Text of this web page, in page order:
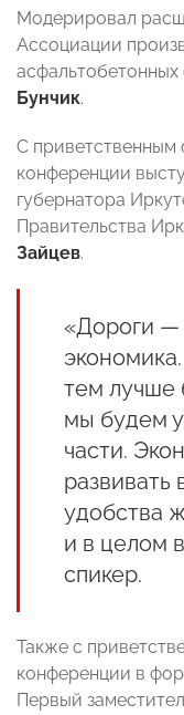
Модерировал
Ассоциации
Бунчик.
С приветственным
конференции
губернатора
Правительства
Зайцев.
«Дороги —
тем лучше
мы будем
части.
развивать
удобства
и в целом
спикер.
Также с
конференции в
Первый